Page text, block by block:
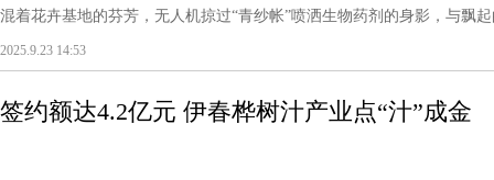
混着花卉基地的芬芳，无人机掠过“青纱帐”喷洒生物药剂的身影，与飘
2025.9.23 14:53
签约额达4.2亿元 伊春桦树汁产业点“汁”成金